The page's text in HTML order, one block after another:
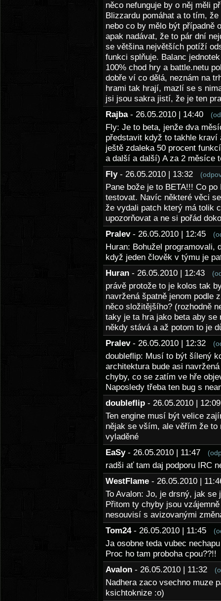
něco nefunguje by o něj měli
Blizzardu pomáhat a to tím,
nebo co by mělo být případně
apak nadávat, že to pár dní
se většina největších potíží
funkci splňuje. Balanc
100% chod hry a battle.netu
dobře ví co dělá, neznám na
hrami tak hrají, mazlí se s
jsi jsou sakra jistí, že je ten
Rajba - 26.05.2010 | 14:40
Fly: Je to beta, jenže dva
představit když to takhle kraví
ještě zdaleka 50 procent
a další a další) A za 2 měsíce
Fly - 26.05.2010 | 13:32
Pane bože je to BETA!!! Co
testovat. Navíc některé věci
že vydali patch který má tolik
upozorňovat a ne si pořád
Pralev - 26.05.2010 | 12:45
Huran: Bohužel
když jeden člověk v týmu je
Huran - 26.05.2010 | 12:43
právě protože to je kolos tak
navržená špatně jenom podle
něco složitějšího? (rozhodně
taky je ta hra jako beta aby
někdy stává a až potom to je
Pralev - 26.05.2010 | 12:32
doubleflip: Musí to být šílený
architektura bude asi
chyby, co se zatím ve hře
Naposledy třeba ten bug s
doubleflip - 26.05.2010 |
Ten engine musí být velice
nějak se vším, ale věřím že to
vyladěné
EaSy - 26.05.2010 | 11:47
radši ať tam daj podporu IRC
WestFlame - 26.05.2010 |
To Avalon: Jo, je drsný, jak
Přitom ty chyby jsou
nesouvisí s avizovanými
Tom24 - 26.05.2010 | 11:45
Ja osobne teda vubec
Proc ho tam proboha cpou??!!
Avalon - 26.05.2010 | 11:32
Nadhera zaco vsechno muze
ksichtoknize :o)